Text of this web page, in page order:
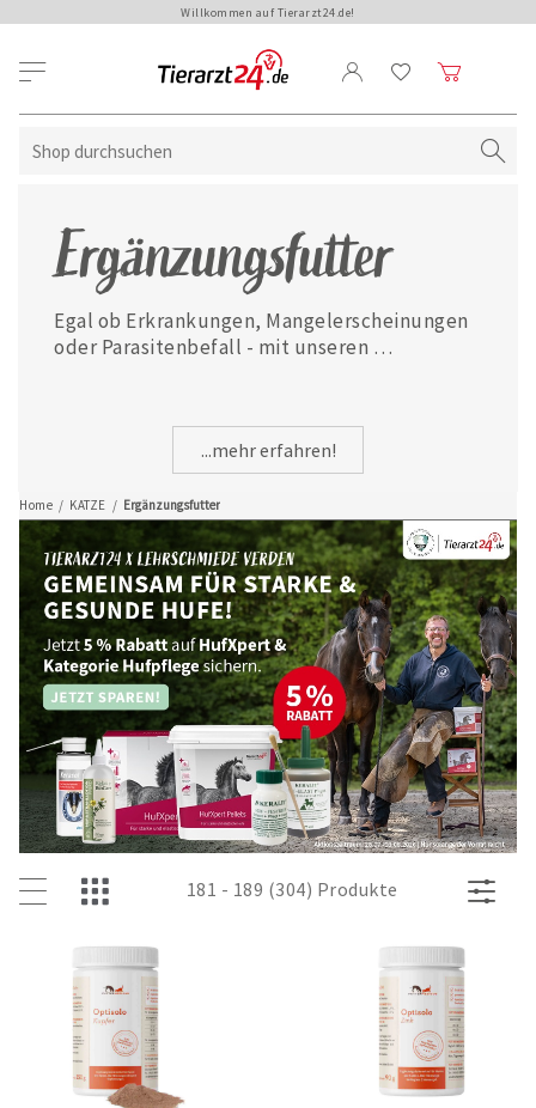
Willkommen auf Tierarzt24.de!
Home / KATZE / Ergänzungsfutter
Ergänzungsfutter
Egal ob Erkrankungen, Mangelerscheinungen
oder Parasitenbefall - mit unseren
...mehr erfahren!
181 - 189 (304) Produkte